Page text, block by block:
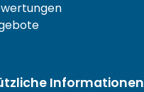
Informationen